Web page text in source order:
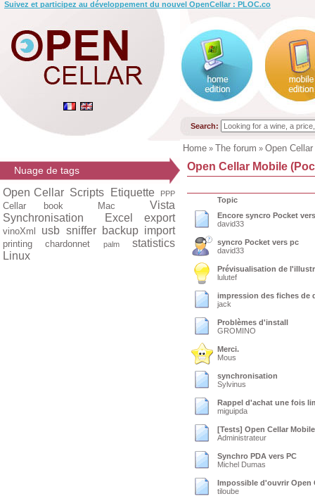
Suivez et participez au développement du nouvel OpenCellar : PLOC.co
Search:
Home » The forum » Open
Nuage de tags
Open Cellar Scripts Etiquette PPP
Cellar book Mac
Vista
Synchronisation
Excel export
vinoXml usb sniffer backup import
printing chardonnet palm
statistics
Linux
Open Cellar Mobile
Topic
Encore syncro Pocket
david33
syncro Pocket vers pc
david33
Prévisualisation de
lulutef
impression des fiches de
jack
Problèmes d'install
GROMINO
Merci.
Mous
synchronisation
Sylvinus
Rappel d'achat une fois
miguipda
[Tests] Open Cellar
Administrateur
Synchro PDA vers PC
Michel Dumas
Impossible d'ouvrir Open
tiloube